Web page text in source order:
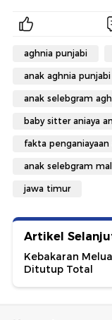
aghnia punjabi
anak aghnia punjabi
anak selebgram
baby sitter aniaya
fakta
anak selebgram
jawa timur
Artikel
Kebakaran
Ditutup Total